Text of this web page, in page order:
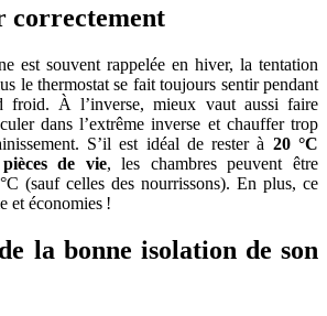
correctement
est souvent rappelée en hiver, la tentation
le thermostat se fait toujours sentir pendant
froid. À l’inverse, mieux vaut aussi faire
dans l’extrême inverse et chauffer trop
S’il est idéal de rester à 20 °C
de vie, les chambres peuvent être
(sauf celles des nourrissons). En plus, ce
et économies !
la bonne isolation de son